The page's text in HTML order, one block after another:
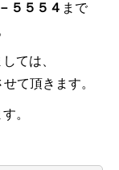
５５５４ まで
ては、
て頂きます。
。